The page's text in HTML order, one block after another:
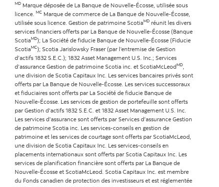
MD Marque déposée de La Banque de Nouvelle-Écosse, utilisée sous
licence. MC Marque de commerce de La Banque de Nouvelle-Écosse,
utilisée sous licence. Gestion de patrimoine ScotiaMD réunit les divers
services financiers offerts par La Banque de Nouvelle-Écosse (Banque
ScotiaMD); La Société de fiducie Banque de Nouvelle-Écosse (Fiducie
ScotiaMC); Scotia Jarislowsky Fraser (par l’entremise de Gestion
d’actifs 1832 S.E.C.); 1832 Asset Management U.S. Inc.; Services
d’assurance Gestion de patrimoine Scotia inc. et ScotiaMcLeodMD
une division de Scotia Capitaux Inc. Les services bancaires privés sont
offerts par La Banque de Nouvelle-Écosse. Les services successoraux
et fiduciaires sont offerts par La Société de fiducie Banque de
Nouvelle-Écosse. Les services de gestion de portefeuille sont offerts
par Gestion d’actifs 1832 S.E.C. et 1832 Asset Management U.S. Inc.
Les services d’assurance sont offerts par Services d’assurance Gestion
de patrimoine Scotia inc. Les services-conseils en gestion de
patrimoine et les services de courtage sont offerts par ScotiaMcLeod,
une division de Scotia Capitaux Inc. Les services-conseils en
placements internationaux sont offerts par Scotia Capitaux Inc. Les
services de planification financière sont offerts par La Banque de
Nouvelle-Écosse et ScotiaMcLeod. Scotia Capitaux Inc. est membre
du Fonds canadien de protection des investisseurs et est réglementée